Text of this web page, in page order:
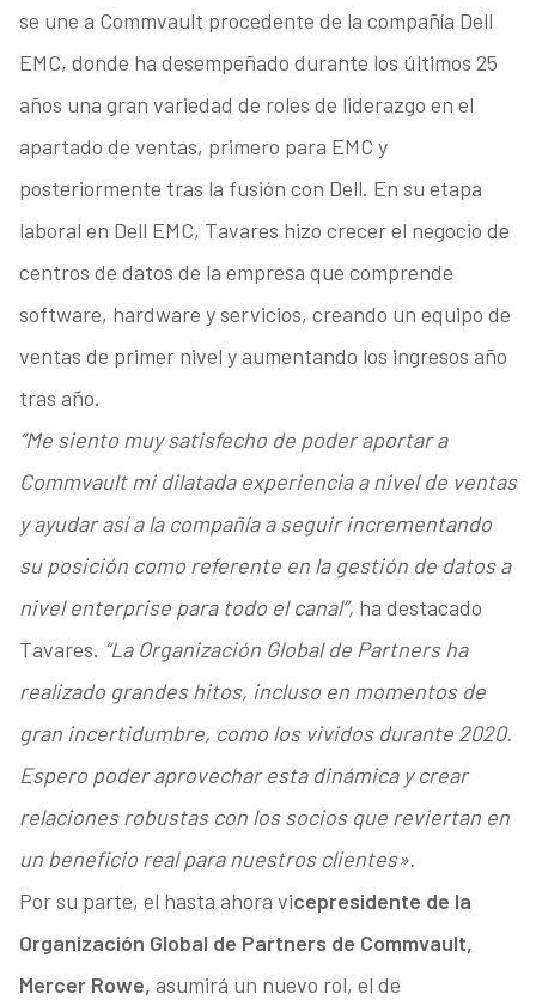
se une a Commvault procedente de la compañía Dell
EMC, donde ha desempeñado durante los últimos 25
años una gran variedad de roles de liderazgo en el
apartado de ventas, primero para EMC y
posteriormente tras la fusión con Dell. En su etapa
laboral en Dell EMC, Tavares hizo crecer el negocio de
centros de datos de la empresa que comprende
software, hardware y servicios, creando un equipo de
ventas de primer nivel y aumentando los ingresos año
tras año.
“Me siento muy satisfecho de poder aportar a
Commvault mi dilatada experiencia a nivel de ventas
y ayudar así a la compañía a seguir incrementando
su posición como referente en la gestión de datos a
nivel enterprise para todo el canal”, ha destacado
Tavares. “La Organización Global de Partners ha
realizado grandes hitos, incluso en momentos de
gran incertidumbre, como los vividos durante 2020.
Espero poder aprovechar esta dinámica y crear
relaciones robustas con los socios que reviertan en
un beneficio real para nuestros clientes».
Por su parte, el hasta ahora vicepresidente de la
Organización Global de Partners de Commvault,
Mercer Rowe, asumirá un nuevo rol, el de